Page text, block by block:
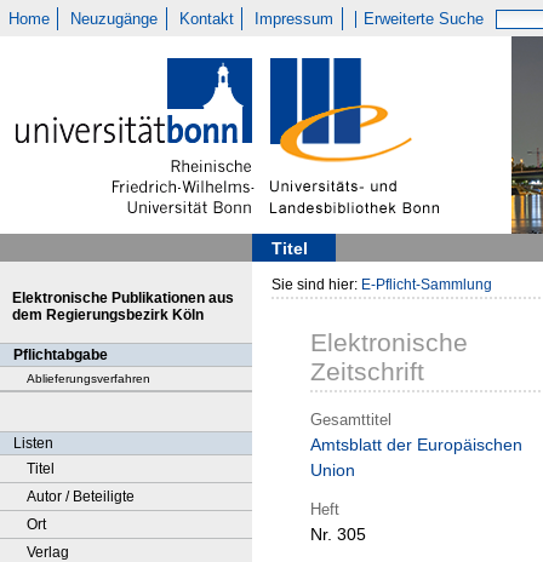
Home Neuzugänge Kontakt Impressum Erweiterte Suche
Titel
Elektronische Publikationen aus
dem Regierungsbezirk Köln
Pflichtabgabe
Ablieferungsverfahren
Listen
Titel
Autor / Beteiligte
Ort
Verlag
Sie sind hier: E-Pflicht-Sammlung
Elektronische
Zeitschrift
Gesamttitel
Amtsblatt der Europäischen
Union
Heft
Nr. 305